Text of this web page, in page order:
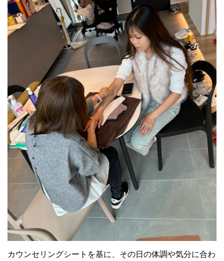
カウンセリングシートを基に、その日の体調や気分に合わ